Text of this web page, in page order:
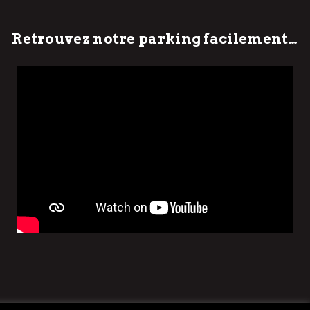
Retrouvez notre parking facilement…